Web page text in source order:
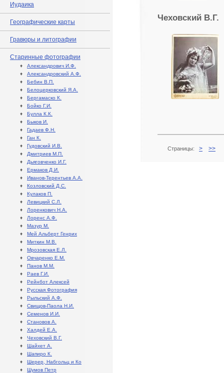
Иудаика
Географические карты
Гравюры и литографии
Старинные фотографии
♦ Александрович И.Ф.
♦ Александровский А.Ф.
♦ Бебин В.П.
♦ Белоцерковский Я.А.
♦ Бергамаско К.
♦ Бойко Г.И.
♦ Булла К.К.
♦ Быков И.
♦ Гадаев Ф.Н.
♦ Ган К.
♦ Гудовский И.В.
♦ Дмитриев М.П.
♦ Дьяговченко И.Г.
♦ Ермаков Д.И.
♦ Иванов-Терентьев А.А.
♦ Козловский Д.С.
♦ Кулаков П.
♦ Левицкий С.Л.
♦ Лоренкович Н.А.
♦ Лоренс А.Ф.
♦ Мазур М.
♦ Мей Альберт Генрих
♦ Миткин М.В.
♦ Мрозовская Е.Л.
♦ Овчаренко Е.М.
♦ Панов М.М.
♦ Раев Г.И.
♦ Рейнбот Алексей
♦ Русская Фотография
♦ Рыльский А.Ф.
♦ Свищов-Паола Н.И.
♦ Семенов И.И.
♦ Становов А.
♦ Халдей Е.А.
♦ Чеховский В.Г.
♦ Шайхет А.
♦ Шапиро К.
♦ Шерер, Набгольц и Ко
♦ Шумов Петр
Чеховский В.Г.
Страницы: > >>